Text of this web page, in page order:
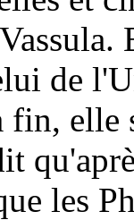
de
fin,
les